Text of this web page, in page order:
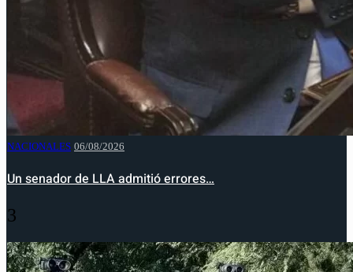
NACIONALES 06/08/2026
Un senador de LLA admitió errores…
3